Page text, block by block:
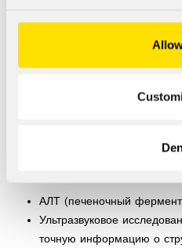
Для базового обследования
АЛТ (печеночный фермент
Ультразвуковое
точную информацию о